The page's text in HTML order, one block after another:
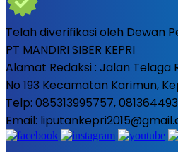
Telah diverifikasi oleh Dewan
PT MANDIRI SIBER KEPRI
Alamat Redaksi : Jalan Telaga
No 193 Kecamatan Karimun,
Telp: 085313995757,
Email: